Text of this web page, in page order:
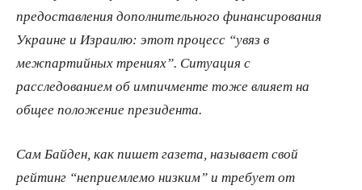
предоставления дополнительного финансирования
Украине и Израилю: этот процесс “увяз в
межпартийных трениях”. Ситуация с
расследованием об импичменте тоже влияет на
общее положение президента.
Сам Байден, как пишет газета, называет свой
рейтинг “неприемлемо низким” и требует от